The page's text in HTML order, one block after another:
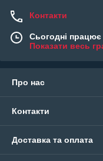
Контакти
Сьогодні
Показати весь
Про нас
Контакти
Доставка та оплата